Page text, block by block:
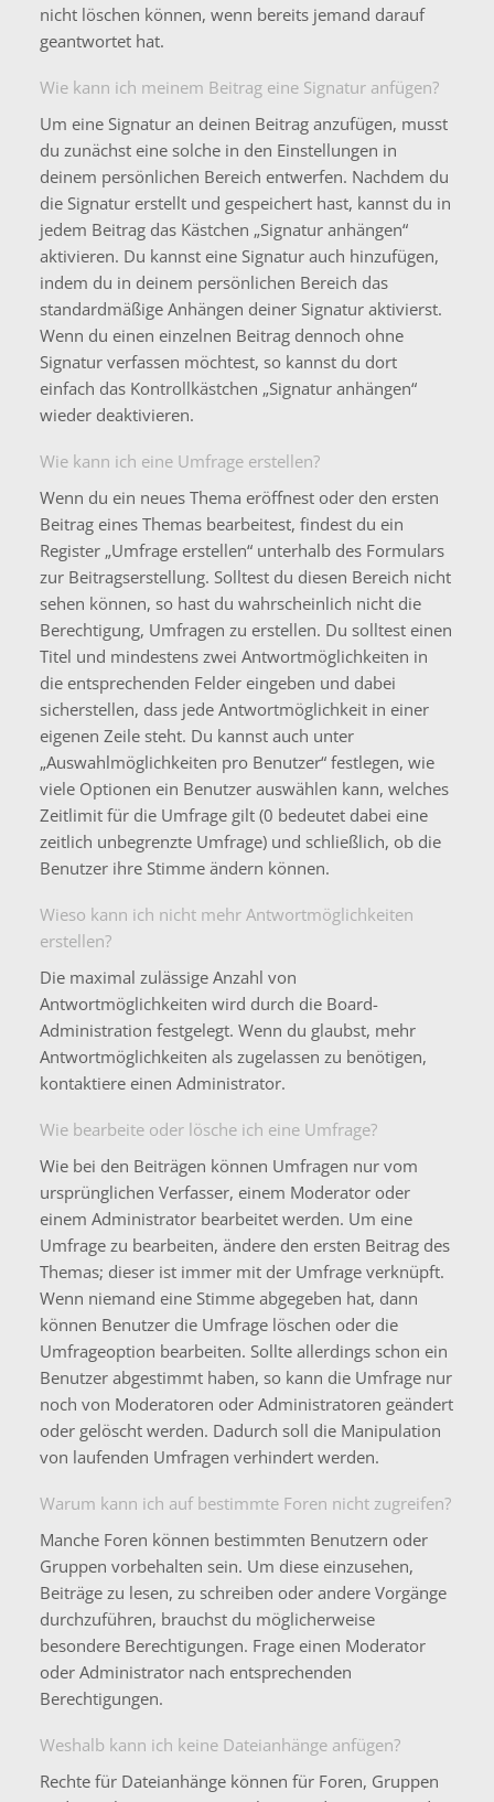
nicht löschen können, wenn bereits jemand darauf
geantwortet hat.
Wie kann ich meinem Beitrag eine Signatur anfügen?
Um eine Signatur an deinen Beitrag anzufügen, musst
du zunächst eine solche in den Einstellungen in
deinem persönlichen Bereich entwerfen. Nachdem du
die Signatur erstellt und gespeichert hast, kannst du in
jedem Beitrag das Kästchen „Signatur anhängen“
aktivieren. Du kannst eine Signatur auch hinzufügen,
indem du in deinem persönlichen Bereich das
standardmäßige Anhängen deiner Signatur aktivierst.
Wenn du einen einzelnen Beitrag dennoch ohne
Signatur verfassen möchtest, so kannst du dort
einfach das Kontrollkästchen „Signatur anhängen“
wieder deaktivieren.
Wie kann ich eine Umfrage erstellen?
Wenn du ein neues Thema eröffnest oder den ersten
Beitrag eines Themas bearbeitest, findest du ein
Register „Umfrage erstellen“ unterhalb des Formulars
zur Beitragserstellung. Solltest du diesen Bereich nicht
sehen können, so hast du wahrscheinlich nicht die
Berechtigung, Umfragen zu erstellen. Du solltest einen
Titel und mindestens zwei Antwortmöglichkeiten in
die entsprechenden Felder eingeben und dabei
sicherstellen, dass jede Antwortmöglichkeit in einer
eigenen Zeile steht. Du kannst auch unter
„Auswahlmöglichkeiten pro Benutzer“ festlegen, wie
viele Optionen ein Benutzer auswählen kann, welches
Zeitlimit für die Umfrage gilt (0 bedeutet dabei eine
zeitlich unbegrenzte Umfrage) und schließlich, ob die
Benutzer ihre Stimme ändern können.
Wieso kann ich nicht mehr Antwortmöglichkeiten
erstellen?
Die maximal zulässige Anzahl von
Antwortmöglichkeiten wird durch die Board-
Administration festgelegt. Wenn du glaubst, mehr
Antwortmöglichkeiten als zugelassen zu benötigen,
kontaktiere einen Administrator.
Wie bearbeite oder lösche ich eine Umfrage?
Wie bei den Beiträgen können Umfragen nur vom
ursprünglichen Verfasser, einem Moderator oder
einem Administrator bearbeitet werden. Um eine
Umfrage zu bearbeiten, ändere den ersten Beitrag des
Themas; dieser ist immer mit der Umfrage verknüpft.
Wenn niemand eine Stimme abgegeben hat, dann
können Benutzer die Umfrage löschen oder die
Umfrageoption bearbeiten. Sollte allerdings schon ein
Benutzer abgestimmt haben, so kann die Umfrage nur
noch von Moderatoren oder Administratoren geändert
oder gelöscht werden. Dadurch soll die Manipulation
von laufenden Umfragen verhindert werden.
Warum kann ich auf bestimmte Foren nicht zugreifen?
Manche Foren können bestimmten Benutzern oder
Gruppen vorbehalten sein. Um diese einzusehen,
Beiträge zu lesen, zu schreiben oder andere Vorgänge
durchzuführen, brauchst du möglicherweise
besondere Berechtigungen. Frage einen Moderator
oder Administrator nach entsprechenden
Berechtigungen.
Weshalb kann ich keine Dateianhänge anfügen?
Rechte für Dateianhänge können für Foren, Gruppen